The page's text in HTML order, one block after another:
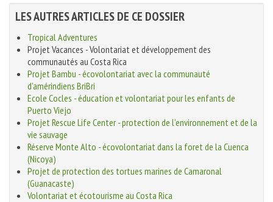
LES AUTRES ARTICLES DE CE DOSSIER
Tropical Adventures
Projet Vacances - Volontariat et développement des
communautés au Costa Rica
Projet Bambu - écovolontariat avec la communauté
d'amérindiens BriBri
Ecole Cocles - éducation et volontariat pour les enfants de
Puerto Viejo
Projet Rescue Life Center - protection de l'environnement et de la
vie sauvage
Réserve Monte Alto - écovolontariat dans la foret de la Cuenca
(Nicoya)
Projet de protection des tortues marines de Camaronal
(Guanacaste)
Volontariat et écotourisme au Costa Rica